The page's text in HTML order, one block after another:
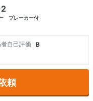
ブレーカー付
自己評価
B
頼